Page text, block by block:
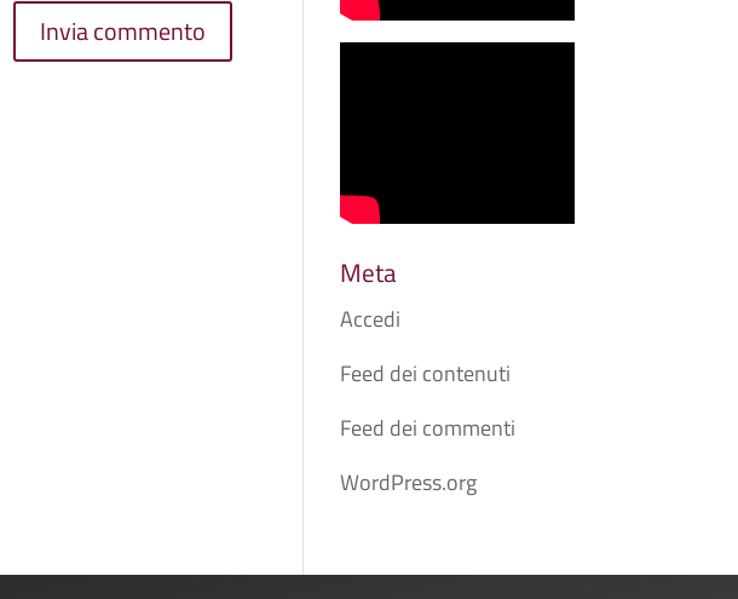
Meta
Accedi
Feed dei contenuti
Feed dei commenti
WordPress.org